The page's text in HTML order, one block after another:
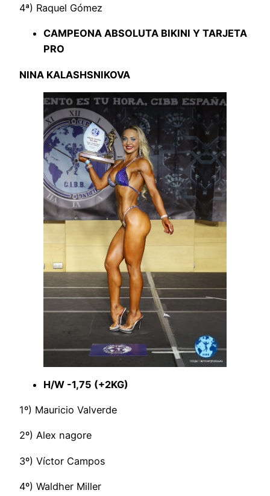
4ª) Raquel Gómez
CAMPEONA ABSOLUTA BIKINI Y TARJETA
PRO
NINA KALASHSNIKOVA
H/W -1,75 (+2KG)
1º) Mauricio Valverde
2º) Alex nagore
3º) Víctor Campos
4º) Waldher Miller